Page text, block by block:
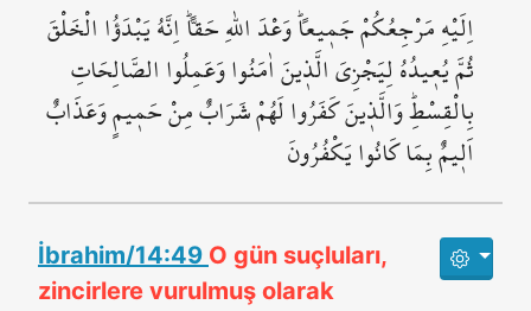
اِلَيْهِ مَرْجِعُكُمْ جَم۪يعاًۜ وَعْدَ اللّٰهِ حَقاًّۜ اِنَّهُ يَبْدَؤُا الْخَلْقَ
ثُمَّ يُع۪يدُهُ لِيَجْزِيَ الَّذ۪ينَ اٰمَنُوا وَعَمِلُوا الصَّالِحَاتِ
بِالْقِسْطِۜ وَالَّذ۪ينَ كَفَرُوا لَهُمْ شَرَابٌ مِنْ حَم۪يمٍ وَعَذَابٌ
اَل۪يمٌ بِمَا كَانُوا يَكْفُرُونَ
İbrahim/14:49 O gün suçluları,
zincirlere vurulmuş olarak